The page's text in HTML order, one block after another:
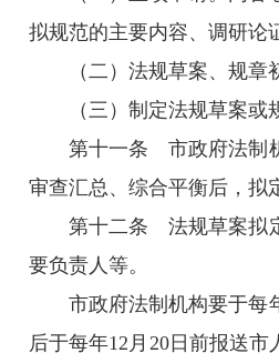
（六）参加市
（七）承担市
（八）对已
第八条
法
府法制机构会同
第九条
市
备公共管理职能